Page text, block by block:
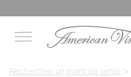
Rechercher un point de vente